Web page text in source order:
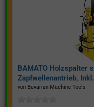
BAMATO Holzspalter
Zapfwellenantrieb,
Spaltkraft 22 Tonnen*
von Bavarian Machine Tools